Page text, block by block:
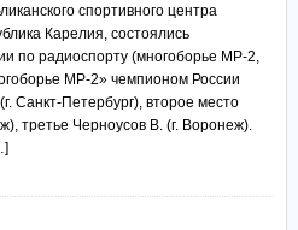
спортивного центра
Карелия, состоялись
по радиоспорту (многоборье МР-2,
МР-2» чемпионом России
Санкт-Петербург), второе место
третье Черноусов В. (г. Воронеж).